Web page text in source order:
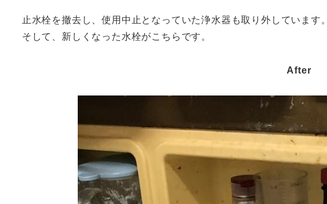
止水栓を撤去し、使用中止となっていた浄水器も取り外しています。
そして、新しくなった水栓がこちらです。
After